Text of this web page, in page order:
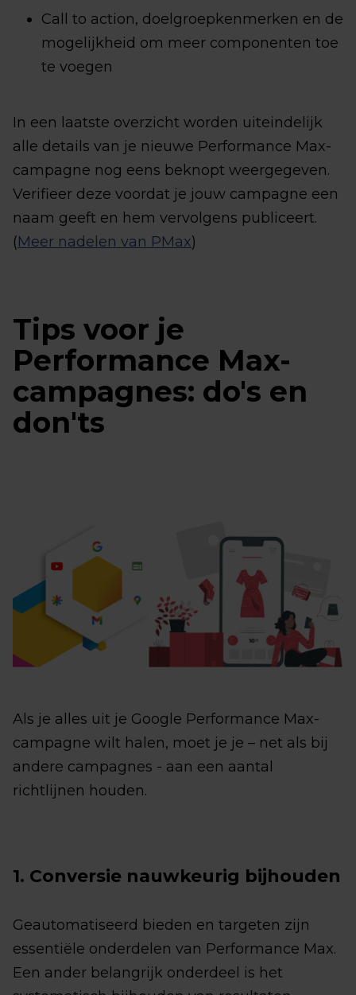
Call to action, doelgroepkenmerken en de
mogelijkheid om meer componenten toe
te voegen
In een laatste overzicht worden uiteindelijk
alle details van je nieuwe Performance Max-
campagne nog eens beknopt weergegeven.
Verifieer deze voordat je jouw campagne een
naam geeft en hem vervolgens publiceert.
(Meer nadelen van PMax)
Tips voor je
Performance Max-
campagnes: do's en
don'ts
Als je alles uit je Google Performance Max-
campagne wilt halen, moet je je – net als bij
andere campagnes - aan een aantal
richtlijnen houden.
1. Conversie nauwkeurig bijhouden
Geautomatiseerd bieden en targeten zijn
essentiële onderdelen van Performance Max.
Een ander belangrijk onderdeel is het